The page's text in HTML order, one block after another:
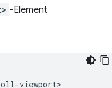
-Element
-viewport